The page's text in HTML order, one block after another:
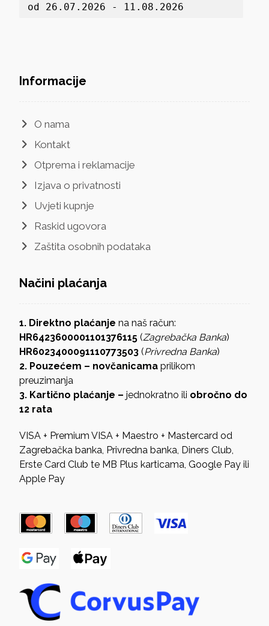
od 26.07.2026 - 11.08.2026
Informacije
O nama
Kontakt
Otprema i reklamacije
Izjava o privatnosti
Uvjeti kupnje
Raskid ugovora
Zaštita osobnih podataka
Načini plaćanja
1. Direktno plaćanje na naš račun:
HR6423600001101376115(Zagrebačka Banka)
HR6023400091110773503(Privredna Banka)
2. Pouzećem – novčanicamaprilikom
preuzimanja
3. Kartično plaćanje –jednokratno ili obročno do
12 rata
VISA + Premium VISA + Maestro + Mastercard od
Zagrebačka banka, Privredna banka, Diners Club,
Erste Card Club te MB Plus karticama, Google Pay ili
Apple Pay